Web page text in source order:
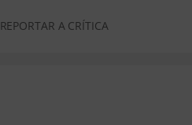
REPORTAR A CRÍTICA